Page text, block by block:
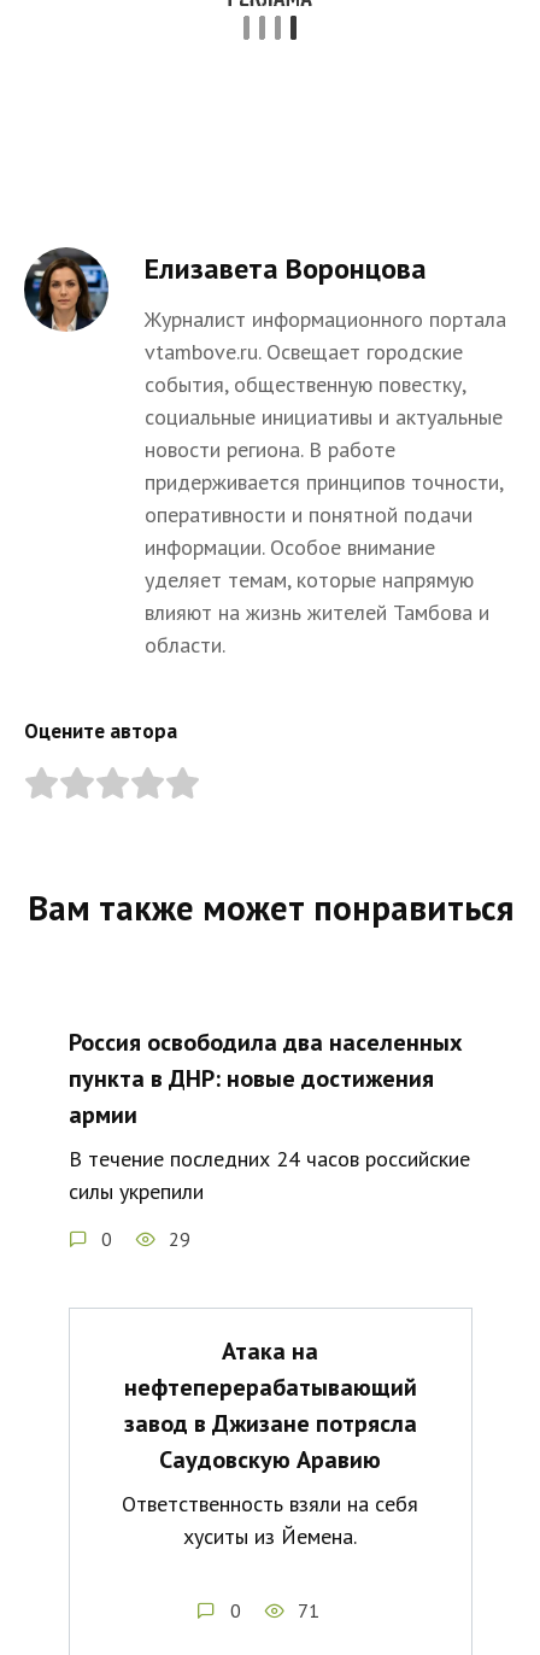
Елизавета Воронцова
Журналист информационного портала
vtambove.ru. Освещает городские
события, общественную повестку,
социальные инициативы и актуальные
новости региона. В работе
придерживается принципов точности,
оперативности и понятной подачи
информации. Особое внимание
уделяет темам, которые напрямую
влияют на жизнь жителей Тамбова и
области.
Оцените автора
Вам также может понравиться
Россия освободила два населенных
пункта в ДНР: новые достижения
армии
В течение последних 24 часов российские
силы укрепили
0 29
Атака на
нефтеперерабатывающий
завод в Джизане потрясла
Саудовскую Аравию
Ответственность взяли на себя
хуситы из Йемена.
0 71